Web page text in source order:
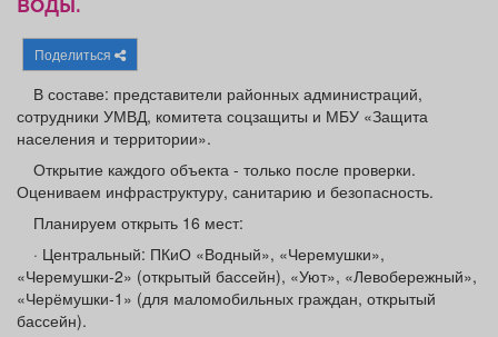
Афиша
Товары Поздравления Погода
ТВ программа Я - пенсионер
Поделиться
В составе: представители районных администраций,
сотрудники УМВД, комитета соцзащиты и МБУ «Защита
населения и территории».
Открытие каждого объекта - только после проверки.
Оцениваем инфраструктуру, санитарию и безопасность.
Планируем открыть 16 мест:
· Центральный: ПКиО «Водный», «Черемушки»,
«Черемушки-2» (открытый бассейн), «Уют», «Левобережный»,
«Черёмушки-1» (для маломобильных граждан, открытый
бассейн).